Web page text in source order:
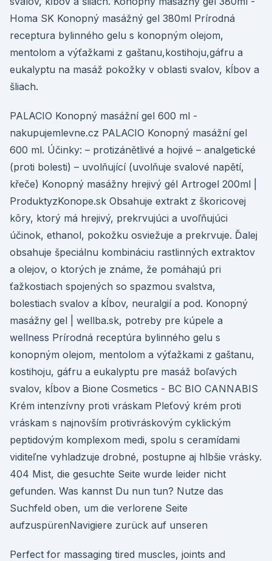
Homa SK Konopný masážný gel 380ml Prírodná
receptura bylinného gelu s konopným olejom,
mentolom a výťažkami z gaštanu,kostihoju,gáfru a
eukalyptu na masáž pokožky v oblasti svalov, kĺbov a
šliach.
PALACIO Konopný masážní gel 600 ml -
nakupujemlevne.cz PALACIO Konopný masážní gel
600 ml. Účinky: – protizánětlivé a hojivé – analgetické
(proti bolesti) – uvolňující (uvolňuje svalové napětí,
křeče) Konopný masážny hrejivý gél Artrogel 200ml |
ProduktyzKonope.sk Obsahuje extrakt z škoricovej
kôry, ktorý má hrejivý, prekrvujúci a uvoľňujúci
účinok, ethanol, pokožku osviežuje a prekrvuje. Ďalej
obsahuje špeciálnu kombináciu rastlinných extraktov
a olejov, o ktorých je známe, že pomáhajú pri
ťažkostiach spojených so spazmou svalstva,
bolestiach svalov a kĺbov, neuralgií a pod. Konopný
masážny gel | wellba.sk, potreby pre kúpele a
wellness Prírodná receptúra bylinného gelu s
konopným olejom, mentolom a výťažkami z gaštanu,
kostihoju, gáfru a eukalyptu pre masáž boľavých
svalov, kĺbov a Bione Cosmetics - BC BIO CANNABIS
Krém intenzívny proti vráskam Pleťový krém proti
vráskam s najnovším protivráskovým cyklickým
peptidovým komplexom medi, spolu s ceramídami
viditeľne vyhladzuje drobné, postupne aj hlbšie vrásky.
404 Mist, die gesuchte Seite wurde leider nicht
gefunden. Was kannst Du nun tun? Nutze das
Suchfeld oben, um die verlorene Seite
aufzuspürenNavigiere zurück auf unseren
Perfect for massaging tired muscles, joints and